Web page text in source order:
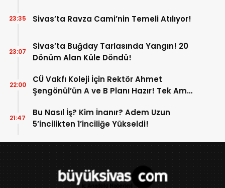
Sivas’ta Ravza Cami’nin Temeli Atılıyor!
23:35
Sivas’ta Buğday Tarlasında Yangın! 20
Dönüm Alan Küle Döndü!
23:07
CÜ Vakfı Koleji İçin Rektör Ahmet
Şengönül’ün A ve B Planı Hazır! Tek Amaç
22:00
Bu Nasıl İş? Kim İnanır? Adem Uzun
5’incilikten 1’inciliğe Yükseldi!
21:47